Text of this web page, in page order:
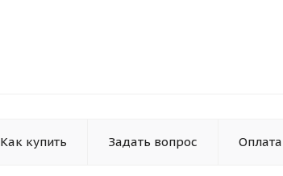
Как купить Задать вопрос Оплата